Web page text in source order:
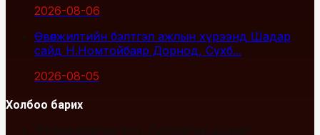
2026-08-06
Өвөлжилтийн бэлтгэл ажлын хүрээнд Шадар
сайд Н.Номтойбаяр Дорнод, Сүхб...
2026-08-05
Холбоо барих